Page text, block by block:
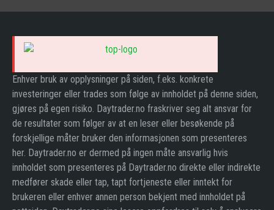
Enhver bruk av opplysninger på siden, f.eks. konkrete
investeringer eller trades som følge av innholdet på denne siden,
gjøres på egen risiko. Daytrader.no fraskriver seg alt ansvar for
de resultater som følger av at en leser eller besøkende på
forskjellige måter bruker den informasjonen som presenteres
her. Daytrader.no er dermed på ingen måte ansvarlig hvis
innholdet som presenteres på Daytrader.no direkte eller indirekte
medfører skade eller tap, tapt fortjeneste eller inntekt for
brukeren eller enhver annen person bekjent med innholdet på